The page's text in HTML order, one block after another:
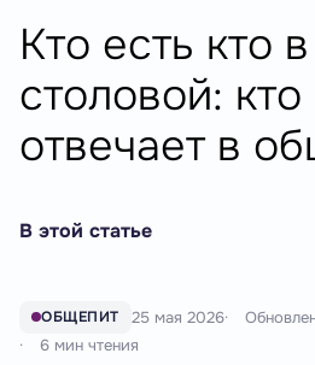
Кто есть кто
столовой: кто
отвечает в
В этой статье
ОБЩЕПИТ 25 мая 2026
6 мин чтения